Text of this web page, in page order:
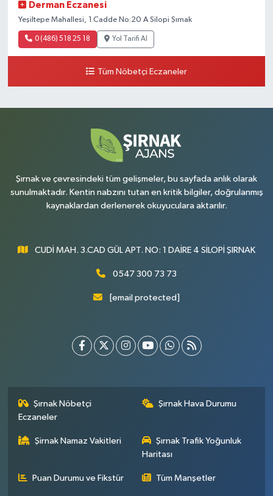
Derman Eczanesi
Yeşiltepe Mahallesi, 1.Cadde No:20 A Silopi Şırnak
0 (486) 518 25 18 Yol Tarifi Al
Tüm Nöbetçi Eczaneler
Şırnak ve çevresindeki tüm gelişmeler, bu sayfada anlık olarak
sunulmaktadır. Kentin nabzını tutan en kritik bilgiler, doğrulanmış
kaynaklardan derlenerek okuyuculara aktarılır.
CUDİ MAH. 3.CAD GÜL APT. NO: 1 DAİRE 4 SİLOPİ ŞIRNAK
0547 300 73 73
[email protected]
Şırnak Nöbetçi
Eczaneler
Şırnak Hava Durumu
Şirnak Namaz Vakitleri
Şırnak Trafik Yoğunluk
Haritası
Puan Durumu ve Fikstür Tüm Manşetler